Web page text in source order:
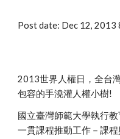
Post date: Dec 12, 2013
2013世界人權日，全台
包容的手澆灌人權小樹!
國立臺灣師範大學執行
一貫課程推動工作－課